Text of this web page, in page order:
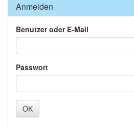
Anmelden
Benutzer oder E-Mail
Passwort
OK